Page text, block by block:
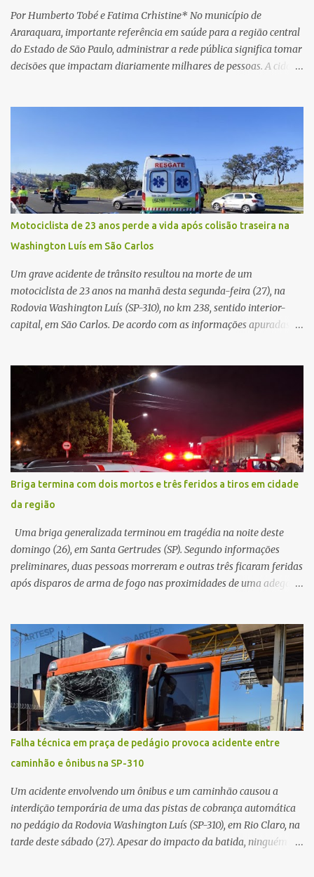
novamente contato com o suposto gerente, mas não obteve
resposta. Na segunda-fe...
Por Humberto Tobé e Fatima Crhistine* No município de
Araraquara, importante referência em saúde para a região central
do Estado de São Paulo, administrar a rede pública significa tomar
decisões que impactam diariamente milhares de pessoas. A cidade
o Sistema Único de Saúde (SUS). Nos últimos anos, o Governo
Federal tem ampliado investimentos destinados ao fortalecimento
da atenção básica, da infraestrutura hospitalar e da
regionalização dos serviços de saúde. Entretanto, em um cenário
de demandas crescentes e recursos necessariamente limitados, a
principal missão da gestão pública não é apenas investir mais,
mas decidir melhor onde investir para produzir o maior benefício
possível à população. Essa reflexão encontra respaldo tanto na
teoria da admini...
Motociclista de 23 anos perde a vida após colisão traseira na
Washington Luís em São Carlos
Um grave acidente de trânsito resultou na morte de um
motociclista de 23 anos na manhã desta segunda-feira (27), na
Rodovia Washington Luís (SP-310), no km 238, sentido interior-
capital, em São Carlos. De acordo com as informações apuradas no
veículo, o trânsito estava lento e congestionado devido a obras
realizadas na rodovia, momento em que ocorreu o impacto. Com
a violência da colisão, o motociclista foi arremessado ao solo.
Testemunhas relataram que o capacete teria se desprendido
durante o acidente. O jovem sofreu ferimentos gravíssimos e
morreu ainda no local. Equipes de resgate e de atendimento da
concessionária responsável pela rodovia foram acionadas e
realizaram a sinalização da via, além de prestarem socorro à
vítima. No entanto, o óbito foi constatado ainda no local do
acidente. A Polícia Militar Rodoviária compareceu para o registro
da ocorrência...
Briga termina com dois mortos e três feridos a tiros em cidade
da região
Uma briga generalizada terminou em tragédia na noite deste
domingo (26), em Santa Gertrudes (SP). Segundo informações
preliminares, duas pessoas morreram e outras três ficaram feridas
após disparos de arma de fogo nas proximidades de uma adega. O
começado dentro do estabelecimento e se estendido para a área
externa, quando dois homens armados passaram a efetuar
diversos disparos. Duas vítimas morreram ainda no local. Outras
três pessoas foram baleadas e socorridas. Até o momento, não
foram divulgadas informações oficiais sobre o estado de saúde dos
feridos. Equipes da Polícia Militar de Santa Gertrudes atenderam a
ocorrência e isolaram a área para o trabalho da perícia. Até a
última atualização, nenhum suspeito havia sido preso. A Polícia
Civil investigará a motivação da briga, a autoria dos disparos e as
circunstâncias do crime. A ocorrência segue em anda...
Falha técnica em praça de pedágio provoca acidente entre
caminhão e ônibus na SP-310
Um acidente envolvendo um ônibus e um caminhão causou a
interdição temporária de uma das pistas de cobrança automática
no pedágio da Rodovia Washington Luís (SP-310), em Rio Claro, na
tarde deste sábado (27). Apesar do impacto da batida, ninguém